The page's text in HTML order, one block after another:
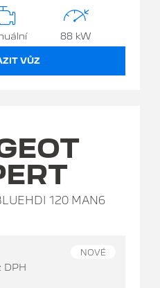
88 kW
VŮZ
120 MAN6
DPH
NOVÉ